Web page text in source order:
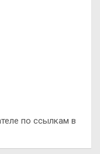
по ссылкам в